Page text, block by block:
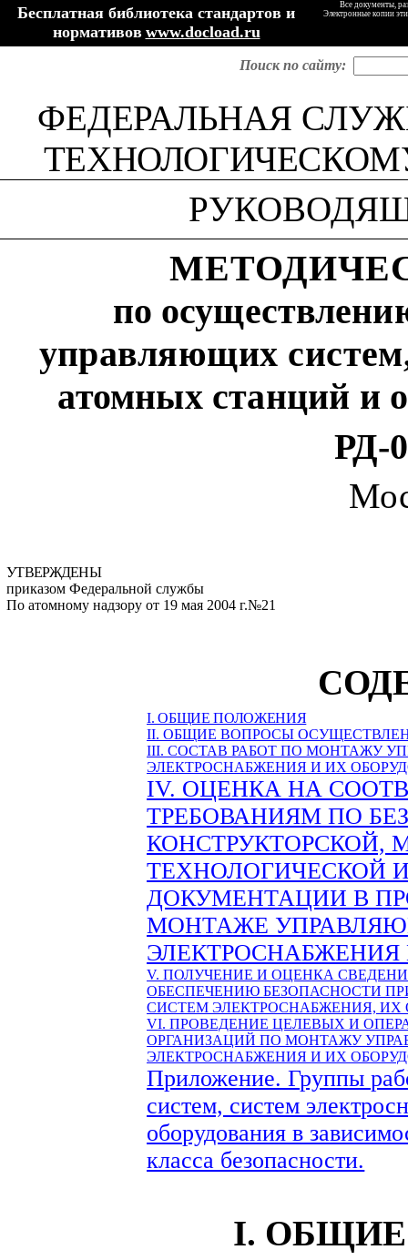
Бесплатная библиотека стандартов и
нормативов www.docload.ru
Все документы,
Электронные копии
Поиск по сайту:
ФЕДЕРАЛЬНАЯ
по
управляющих
атомных станций и
РД-
УТВЕРЖДЕНЫ
приказом Федеральной службы
По атомному надзору от 19 мая 2004 г.№21
I. ОБЩИЕ ПОЛОЖЕНИЯ
II. ОБЩИЕ ВОПРОСЫ
III. СОСТАВ РАБОТ ПО МОНТАЖУ
ЭЛЕКТРОСНАБЖЕНИЯ И ИХ
IV. ОЦЕНКА НА
ТРЕБОВАНИЯМ ПО
КОНСТРУКТОРСКОЙ,
ТЕХНОЛОГИЧЕСКОЙ
ДОКУМЕНТАЦИИ В
МОНТАЖЕ
V. ПОЛУЧЕНИЕ И ОЦЕНКА
ОБЕСПЕЧЕНИЮ БЕЗОПАСНОСТИ
СИСТЕМ ЭЛЕКТРОСНАБЖЕНИЯ, ИХ
VI. ПРОВЕДЕНИЕ ЦЕЛЕВЫХ И
ОРГАНИЗАЦИЙ ПО МОНТАЖУ
ЭЛЕКТРОСНАБЖЕНИЯ И ИХ
Приложение. Группы
систем, систем
оборудования в
класса безопасности.
I.